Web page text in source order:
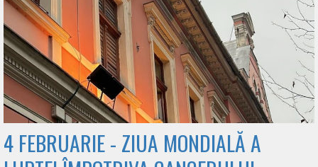
4 FEBRUARIE - ZIUA MONDIALĂ A